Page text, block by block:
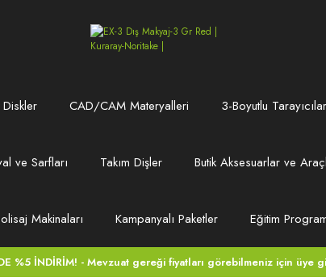
CAD/CAM Materyalleri 3-Boyutlu Tarayıcılar
ve Sarfları Takım Dişler Butik Aksesuarlar ve
Makinaları Kampanyalı Paketler Eğitim
%5 İNDİRİM! - Mevzuat gereği fiyatları görebilmeniz için üye